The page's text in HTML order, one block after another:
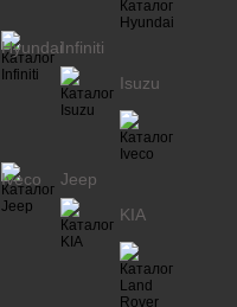
HyundaiInfiniti
Isuzu
Iveco
Jeep
KIA